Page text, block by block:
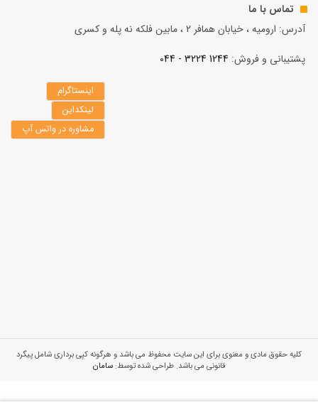
تماس با ما
آدرس: ارومیه ، خیابان همافر 2 ، مابين فلكه نه پله و کسری
پشتیبانی و فروش: 1244 3224 - 044
اینستاگرام
لینکداین
مشاوره در واتس آپ
کلیه حقوق مادی و معنوی برای این سایت محفوظ می باشد و هرگونه کپی برداری شامل پیگرد
قانونی می باشد. طراحی شده توسط:سامان